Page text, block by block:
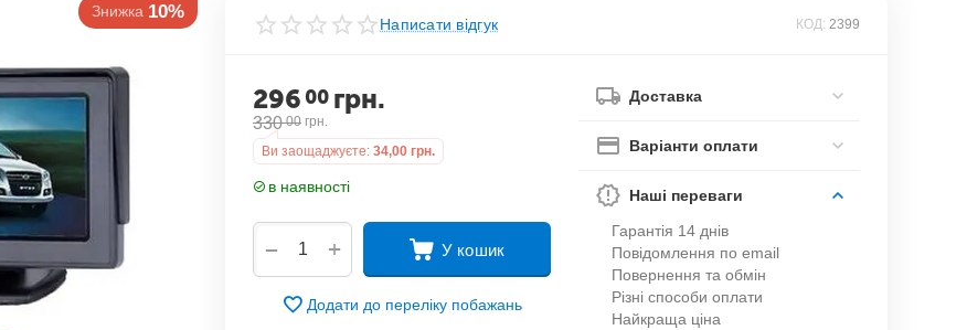
Написати відгук КОД: 2399
296 00 грн.
330 00 грн.
Ви заощаджуєте: 34,00 грн.
в наявності
+
− У кошик
Додати до переліку побажань
Доставка
Варіанти оплати
Наші переваги
Гарантія 14 днів
Повідомлення по email
Повернення та обмін
Різні способи оплати
Найкраща ціна